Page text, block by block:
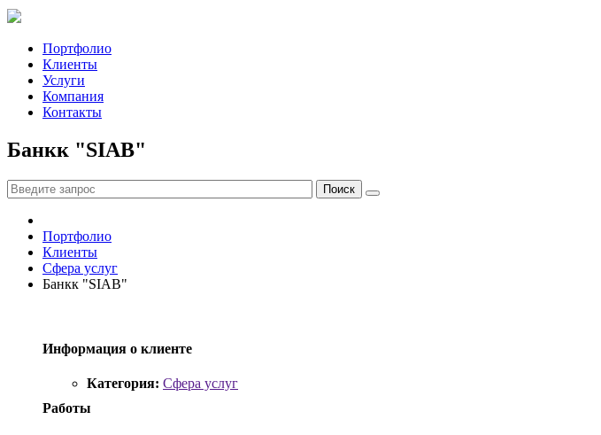
Портфолио
Клиенты
Услуги
Компания
Контакты
Банкк "SIAB"
Портфолио
Клиенты
Сфера услуг
Банкк "SIAB"
Информация о клиенте
Категория: Сфера услуг
Работы